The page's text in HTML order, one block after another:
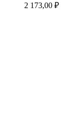
2 173,00 ₽